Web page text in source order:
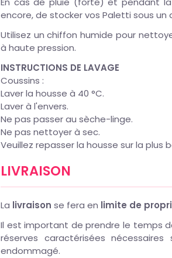
encore, de stocker vos Paletti sous un
Utilisez un chiffon humide pour
à haute pression.
INSTRUCTIONS DE LAVAGE
Coussins :
Laver la housse à 40 °C.
Laver à l'envers.
Ne pas passer au sèche-linge.
Ne pas nettoyer à sec.
Veuillez repasser la housse sur la
LIVRAISON
La livraison se fera en limite de
Il est important de prendre le temps
réserves caractérisées
endommagé.